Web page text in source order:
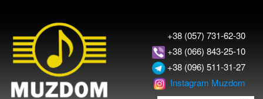
+38 (057) 731-62-30
+38 (066) 843-25-10
+38 (096) 511-31-27
Instagram Muzdom